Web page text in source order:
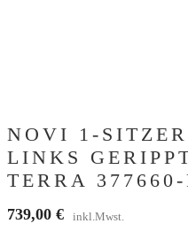
NOVI 1-
LINKS
TERRA 377660-
739,00 € inkl.Mwst.